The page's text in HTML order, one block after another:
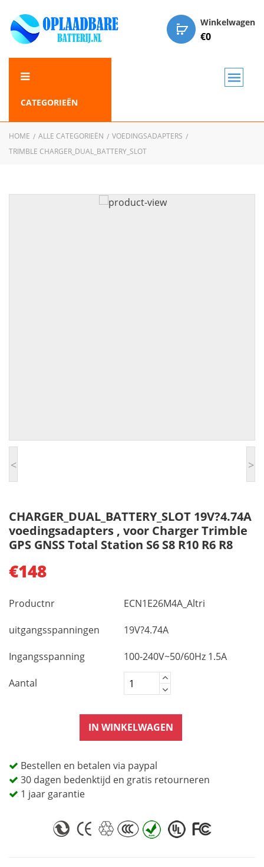
Winkelwagen
€0
CATEGORIEËN
HOME ALLE CATEGORIEËN
VOEDINGSADAPTERS
TRIMBLE CHARGER_DUAL_BATTERY_SLOT
< >
CHARGER_DUAL_BATTERY_SLOT 19V?4.74A
voedingsadapters , voor Charger Trimble
GPS GNSS Total Station S6 S8 R10 R6 R8
€148
Productnr ECN1E26M4A_Altri
uitgangsspanningen 19V?4.74A
Ingangsspanning 100-240V~50/60Hz 1.5A
Aantal
IN WINKELWAGEN
Bestellen en betalen via paypal
30 dagen bedenktijd en gratis retourneren
1 jaar garantie